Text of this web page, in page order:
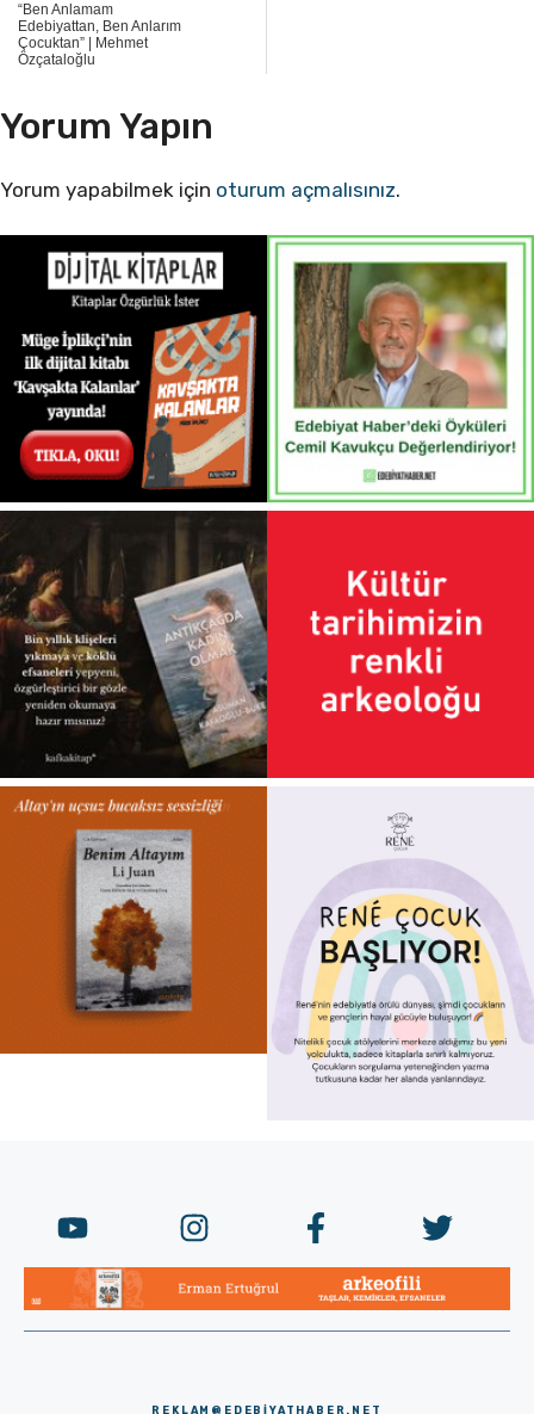
“Ben Anlamam
Edebiyattan, Ben Anlarım
Çocuktan” | Mehmet
Özçataloğlu
Yorum Yapın
Yorum yapabilmek için oturum açmalısınız.
REKLAM@EDEBIYATHABER.NET